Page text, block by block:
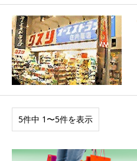
5件中 1〜5件を表示